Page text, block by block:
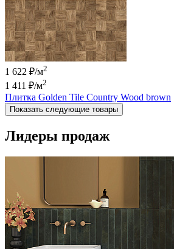
1 622 ₽/м2
1 411 ₽/м2
Плитка Golden Tile Country Wood brown
Показать следующие товары
Лидеры продаж